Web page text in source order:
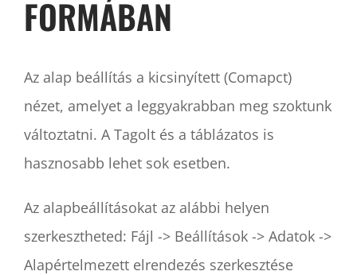
FORMÁBAN
Az alap beállítás a kicsinyített (Comapct)
nézet, amelyet a leggyakrabban meg szoktunk
változtatni. A Tagolt és a táblázatos is
hasznosabb lehet sok esetben.
Az alapbeállításokat az alábbi helyen
szerkesztheted: Fájl -> Beállítások -> Adatok ->
Alapértelmezett elrendezés szerkesztése